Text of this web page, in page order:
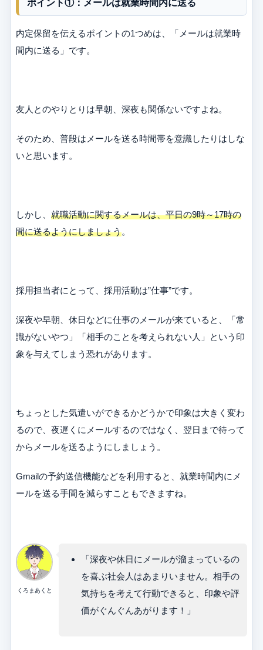
ポイント①：メールは就業時間内に送る
内定保留を伝えるポイントの1つめは、「メールは就業時
間内に送る」です。
友人とのやりとりは早朝、深夜も関係ないですよね。
そのため、普段はメールを送る時間帯を意識したりはしな
いと思います。
しかし、 就職活動に関するメールは、平日の9時～17時の
間に送るようにしましょう。
採用担当者にとって、採用活動は”仕事”です。
深夜や早朝、休日などに仕事のメールが来ていると、「常
識がないやつ」「相手のことを考えられない人」という印
象を与えてしまう恐れがあります。
ちょっとした気遣いができるかどうかで印象は大きく変わ
るので、夜遅くにメールするのではなく、翌日まで待って
からメールを送るようにしましょう。
Gmailの予約送信機能などを利用すると、就業時間内にメ
ールを送る手間を減らすこともできますね。
くろまあくと
「深夜や休日にメールが溜まっているの
を喜ぶ社会人はあまりいません。相手の
気持ちを考えて行動できると、印象や評
価がぐんぐんあがります！」